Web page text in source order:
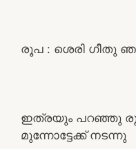
രൂപ : ശെരി ഗീതു
ഇത്രയും പറഞ്ഞു
മുന്നോട്ടേക്ക് നടന്നു